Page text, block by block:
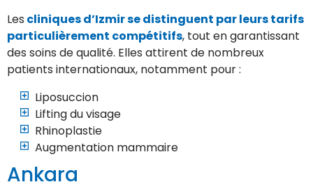
Les cliniques d’Izmir se distinguent par leurs tarifs
particulièrement compétitifs, tout en garantissant
des soins de qualité. Elles attirent de nombreux
patients internationaux, notamment pour :
Liposuccion
Lifting du visage
Rhinoplastie
Augmentation mammaire
Ankara